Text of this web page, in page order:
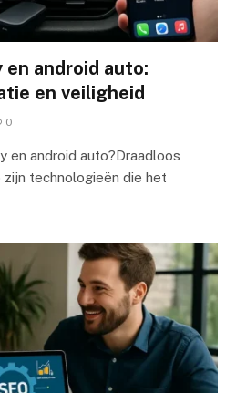
en android auto:
en veiligheid
0
en android auto?Draadloos
technologieën die het